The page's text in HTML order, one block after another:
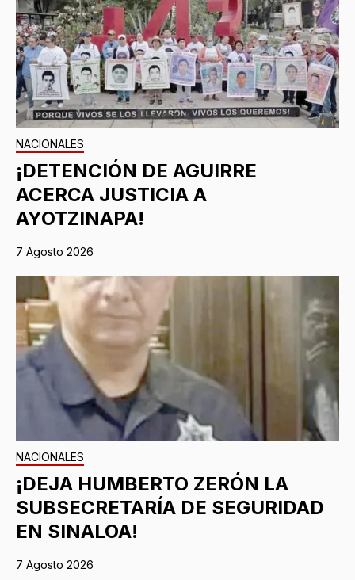
NACIONALES
¡DETENCIÓN DE AGUIRRE
ACERCA JUSTICIA A
AYOTZINAPA!
7 Agosto 2026
NACIONALES
¡DEJA HUMBERTO ZERÓN LA
SUBSECRETARÍA DE SEGURIDAD
EN SINALOA!
7 Agosto 2026